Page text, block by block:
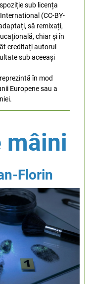
sub licența
(CC-BY-
să remixați,
chiar și în
creditați autorul
sub aceeași
în mod
Europene sau a
mâini
Florin